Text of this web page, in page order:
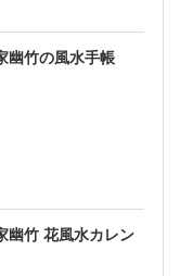
幽竹の風水手帳
幽竹 花風水カレン